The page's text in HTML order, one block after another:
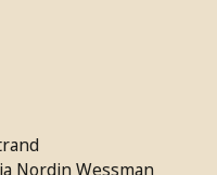
Nordin Wessman